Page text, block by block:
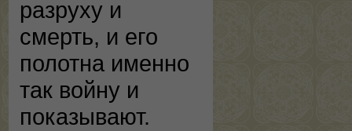
разруху и
смерть, и его
полотна именно
так войну и
показывают.